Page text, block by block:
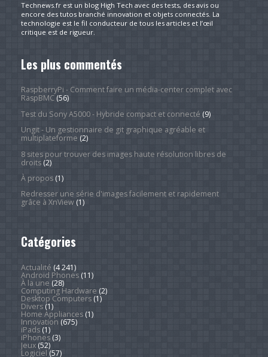
Technews.fr est un blog High Tech avec des tests, des avis ou
encore des tutos branché innovation et objets connectés. La
technologie est le fil conducteur de tous les articles et l’œil
critique est de rigueur.
Les plus commentés
RaspberryPi - Comment faire un média-center complet avec
RaspBMC(56)
Test du Sony A5000 - Hybride compact et connecté (9)
Ungit - Un gestionnaire de git graphique agréable et
multiplateforme (2)
8 sites pour trouver des images haute résolution libres de
droits(2)
À propos(1)
Redresser une série d'images facilement et rapidement
grâce à XnView(1)
Catégories
Actualité (4 241)
Android Phones(11)
À la une (28)
Computing Hardware (2)
Desktop Computers(1)
Divers(1)
Home Appliances(1)
Innovation (675)
iPads(1)
iPhones(3)
Jeux(52)
Logiciel (57)